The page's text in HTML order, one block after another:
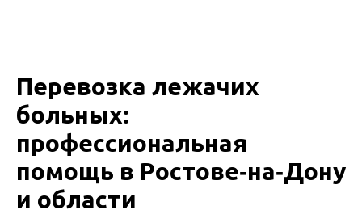
Перевозка лежачих
больных:
профессиональная
помощь в Ростове‑на‑Дону
и области